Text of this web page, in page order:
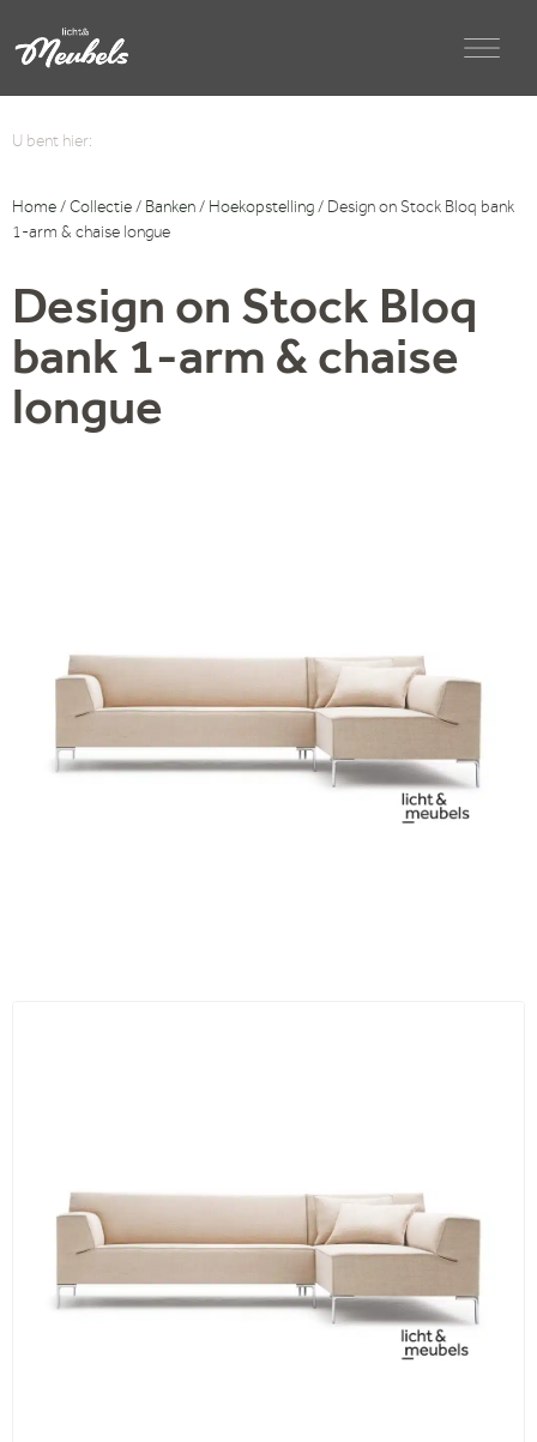
U bent hier:
Home / Collectie / Banken / Hoekopstelling / Design on Stock Bloq bank
1-arm & chaise longue
Design on Stock Bloq
bank 1-arm & chaise
longue